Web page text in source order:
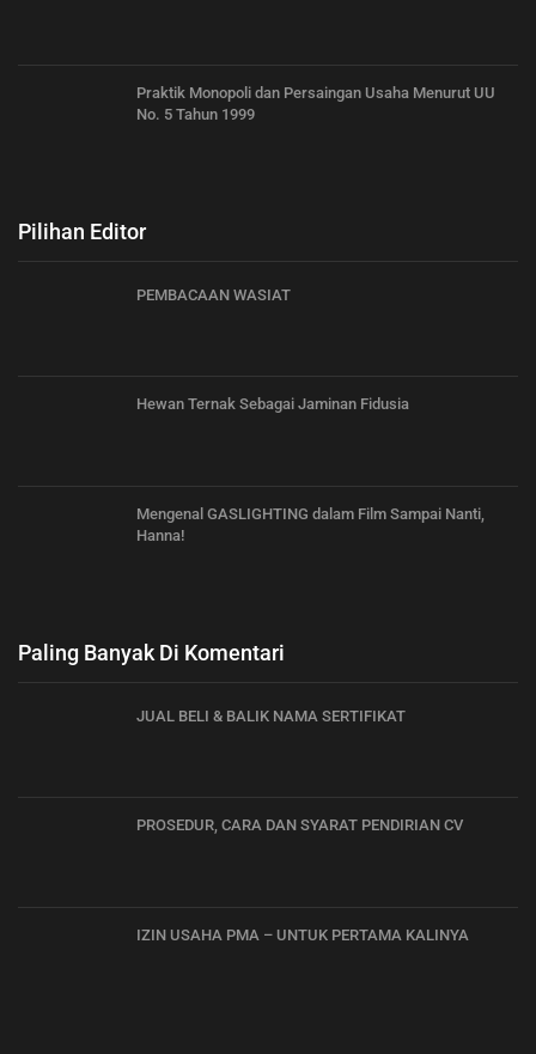
Praktik Monopoli dan Persaingan Usaha Menurut UU
No. 5 Tahun 1999
Pilihan Editor
PEMBACAAN WASIAT
Hewan Ternak Sebagai Jaminan Fidusia
Mengenal GASLIGHTING dalam Film Sampai Nanti,
Hanna!
Paling Banyak Di Komentari
JUAL BELI & BALIK NAMA SERTIFIKAT
PROSEDUR, CARA DAN SYARAT PENDIRIAN CV
IZIN USAHA PMA – UNTUK PERTAMA KALINYA